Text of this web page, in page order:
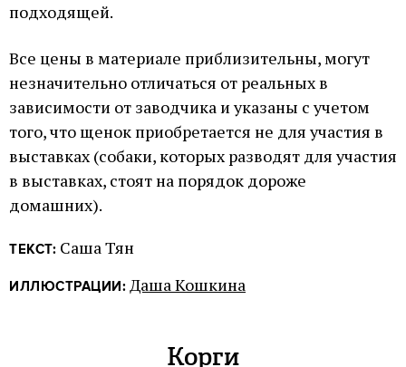
подходящей.
Все цены в материале приблизительны, могут
незначительно отличаться от реальных в
зависимости от заводчика и указаны с учетом
того, что щенок приобретается не для участия в
выставках (собаки, которых разводят для участия
в выставках, стоят на порядок дороже
домашних).
ТЕКСТ: Саша Тян
ИЛЛЮСТРАЦИИ: Даша Кошкина
Корги